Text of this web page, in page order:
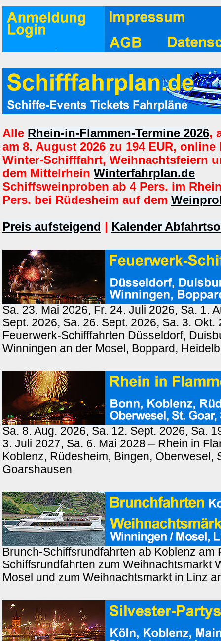
Alle Rhein-in-Flammen-Termine 2026,
am 8. August 2026 zu 194 EUR, online
Winter-Schifffahrt, Weihnachtsfeiern
dem Mittelrhein Winterfahrplan.de
Schiffsweinproben ab 4 Pers. im
Pers. bei Rüdesheim auf dem
Preis aufsteigend | Kalender
Sa. 23. Mai 2026, Fr. 24. Juli 2026, Sa. 1.
Sept. 2026, Sa. 26. Sept. 2026, Sa. 3. Okt.
Feuerwerk-Schifffahrten Düsseldorf,
Winningen an der Mosel, Boppard,
Sa. 8. Aug. 2026, Sa. 12. Sept. 2026, Sa.
3. Juli 2027, Sa. 6. Mai 2028 – Rhein in
Koblenz, Rüdesheim, Bingen, Oberwesel,
Goarshausen
Brunch-Schiffsrundfahrten ab Koblenz am
Schiffsrundfahrten zum Weihnachtsmarkt
Mosel und zum Weihnachtsmarkt in Linz